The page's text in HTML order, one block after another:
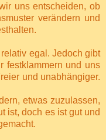
uns entscheiden, ob
verändern und
egal. Jedoch gibt
festklammern und uns
und unabhängiger.
etwas zuzulassen,
ist, doch es ist gut und